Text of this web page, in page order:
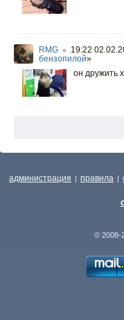
RMG ○ 19:22
бензопилой»
он дружить
администрация | правила |
©